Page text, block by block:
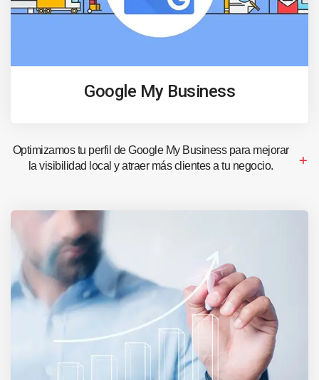
Google My Business
Optimizamos tu perfil de Google My Business para mejorar
la visibilidad local y atraer más clientes a tu negocio.